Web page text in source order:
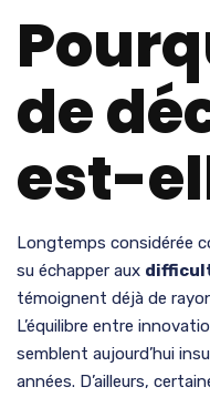
de
est-
Longtemps considérée
su échapper aux
témoignent déjà de
L’équilibre entre
semblent aujourd’hui
années. D’ailleurs,